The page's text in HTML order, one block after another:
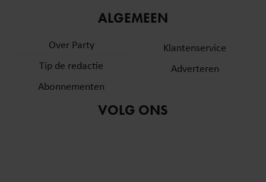
ALGEMEEN
Over Party
Tip de redactie
Abonnementen
Klantenservice
Adverteren
VOLG ONS